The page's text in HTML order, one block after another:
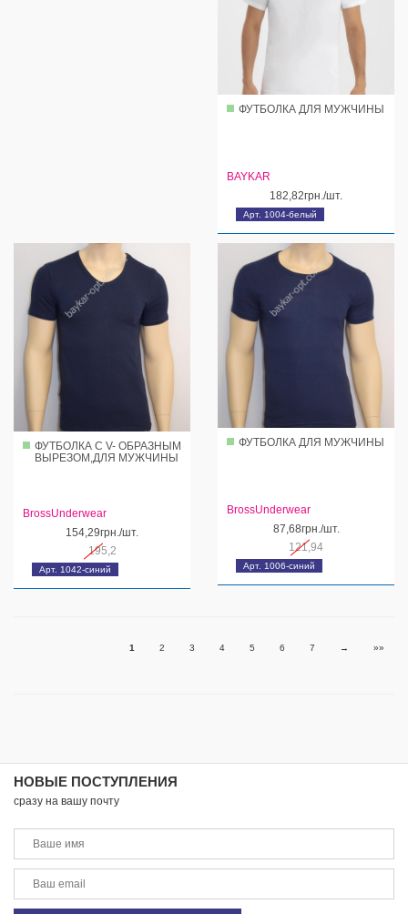
Арт. 1004-белый
ФУТБОЛКА ДЛЯ МУЖЧИНЫ
BAYKAR
182,82грн./шт.
Арт. 1042-синий
ФУТБОЛКА С V- ОБРАЗНЫМ
ВЫРЕЗОМ,ДЛЯ МУЖЧИНЫ
BrossUnderwear
154,29грн./шт.
195,2
Арт. 1006-синий
ФУТБОЛКА ДЛЯ МУЖЧИНЫ
BrossUnderwear
87,68грн./шт.
121,94
1 2 3 4 5 6 7 → »»
НОВЫЕ ПОСТУПЛЕНИЯ
сразу на вашу почту